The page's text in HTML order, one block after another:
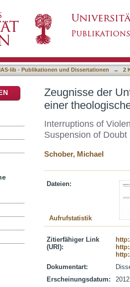
Zweifels
lib - Publikationen und Dissertationen → 2
Zeugnisse der
einer
Interruptions of
Suspension of Doubt
Schober, Michael
Dateien:
Aufrufstatistik
Zitierfähiger Link
(URI):
Dokumentart:
Erscheinungsdatum:
2012